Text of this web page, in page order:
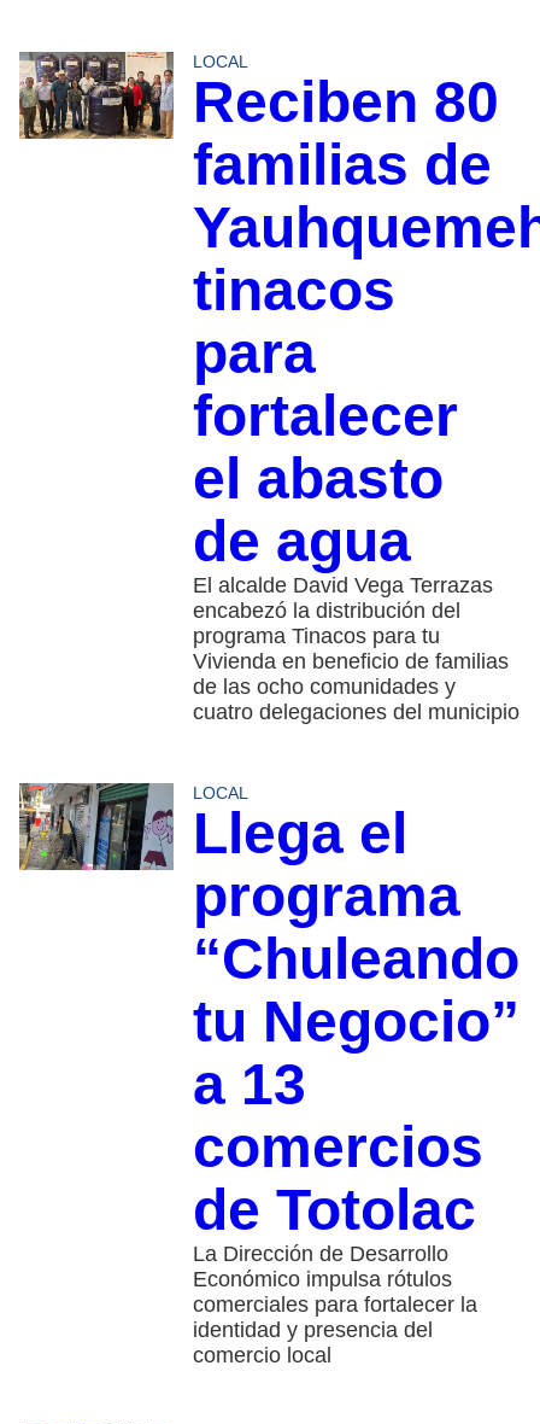
LOCAL
Reciben 80
familias de
tinacos
para
fortalecer
el abasto
de agua
El alcalde David Vega Terrazas
encabezó la distribución del
programa Tinacos para tu
Vivienda en beneficio de familias
de las ocho comunidades y
cuatro delegaciones del municipio
LOCAL
Llega el
programa
“Chuleando
tu Negocio”
a 13
comercios
de Totolac
La Dirección de Desarrollo
Económico impulsa rótulos
comerciales para fortalecer la
identidad y presencia del
comercio local